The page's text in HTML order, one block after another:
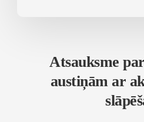
Atsauksme
austiņām ar